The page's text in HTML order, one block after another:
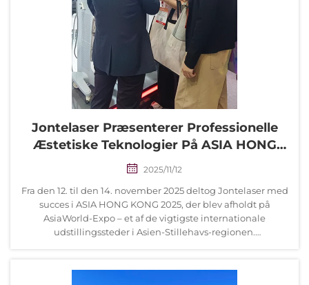
Jontelaser Præsenterer Professionelle
Æstetiske Teknologier På ASIA HONG
KONG 2025
2025/11/12
Fra den 12. til den 14. november 2025 deltog Jontelaser med
succes i ASIA HONG KONG 2025, der blev afholdt på
AsiaWorld-Expo – et af de vigtigste internationale
udstillingssteder i Asien-Stillehavs-regionen.